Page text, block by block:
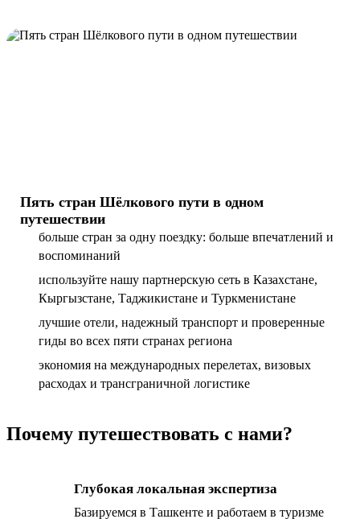
Пять стран Шёлкового пути в одном
путешествии
больше стран за одну поездку: больше впечатлений и
воспоминаний
используйте нашу партнерскую сеть в Казахстане,
Кыргызстане, Таджикистане и Туркменистане
лучшие отели, надежный транспорт и проверенные
гиды во всех пяти странах региона
экономия на международных перелетах, визовых
расходах и трансграничной логистике
Почему путешествовать с нами?
Глубокая локальная экспертиза
Базируемся в Ташкенте и работаем в туризме